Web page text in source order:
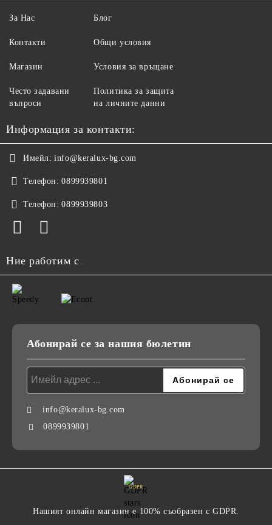
За Нас
Контакти
Магазин
Често задавани
въпроси
Блог
Общи условия
Условия за връщане
Политика за защита
на личните данни
Информация за контакти:
Имейл: info@keralux-bg.com
Телефон: 0899939801
Телефон: 0899939803
Ние работим с
Абонирай се за нашия бюлетин
info@keralux-bg.com
0899939801
GDPR
Нашият онлайн магазин е 100% съобразен с GDPR.